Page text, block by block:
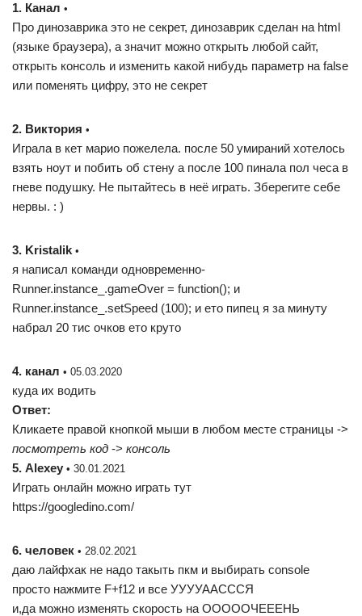
1. Канал •
Про динозаврика это не секрет, динозаврик сделан на html
(языке браузера), а значит можно открыть любой сайт,
открыть консоль и изменить какой нибудь параметр на false
или поменять цифру, это не секрет
2. Виктория •
Играла в кет марио пожелела. после 50 умираний хотелось
взять ноут и побить об стену а после 100 пинала пол чеса в
гневе подушку. Не пытайтесь в неё играть. Зберегите себе
нервы. : )
3. Kristalik •
я написал команди одновременно-
Runner.instance_.gameOver = function(); и
Runner.instance_.setSpeed (100); и ето пипец я за минуту
набрал 20 тис очков ето круто
4. канал • 05.03.2020
куда их водить
Ответ:
Кликаете правой кнопкой мыши в любом месте страницы ->
посмотреть код -> консоль
5. Alexey • 30.01.2021
Играть онлайн можно играть тут
https://googledino.com/
6. человек • 28.02.2021
даю лайфхак не надо такыть пкм и выбирать console
просто нажмите F+f12 и все УУУУААСССЯ
и,да можно изменять скорость на ОООООЧЕЕЕНЬ